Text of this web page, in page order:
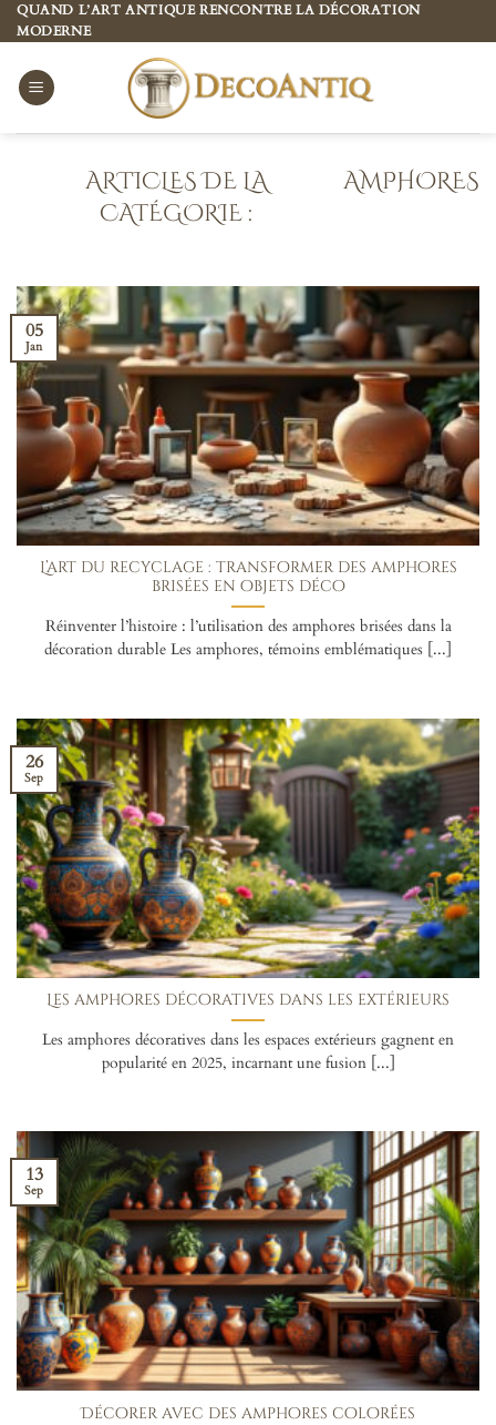
Passer
au
contenu
QUAND L’ART ANTIQUE RENCONTRE LA DÉCORATION
MODERNE
AMPHORES
L’art du recyclage : transformer des amphores
brisées en objets déco
Réinventer l’histoire : l’utilisation des amphores brisées dans la
décoration durable Les amphores, témoins emblématiques [...]
05
Jan
Les amphores décoratives dans les extérieurs
Les amphores décoratives dans les espaces extérieurs gagnent en
popularité en 2025, incarnant une fusion [...]
26
Sep
Décorer avec des amphores colorées
13
Sep